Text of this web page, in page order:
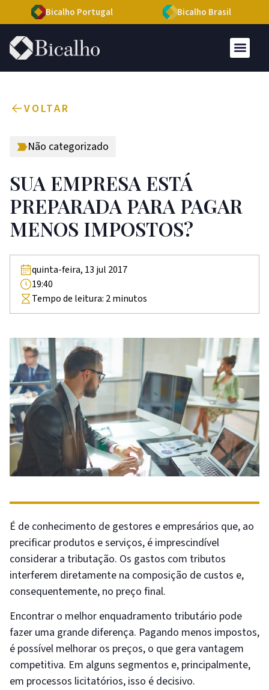
Bicalho Portugal Bicalho Brasil
VOLTAR
Não categorizado
SUA EMPRESA ESTÁ
PREPARADA PARA PAGAR
MENOS IMPOSTOS?
quinta-feira, 13 jul 2017
19:40
Tempo de leitura: 2minutos
É de conhecimento de gestores e empresários que, ao
precificar produtos e serviços, é imprescindível
considerar a tributação. Os gastos com tributos
interferem diretamente na composição de custos e,
consequentemente, no preço final.
Encontrar o melhor enquadramento tributário pode
fazer uma grande diferença. Pagando menos impostos,
é possível melhorar os preços, o que gera vantagem
competitiva. Em alguns segmentos e, principalmente,
em processos licitatórios, isso é decisivo.